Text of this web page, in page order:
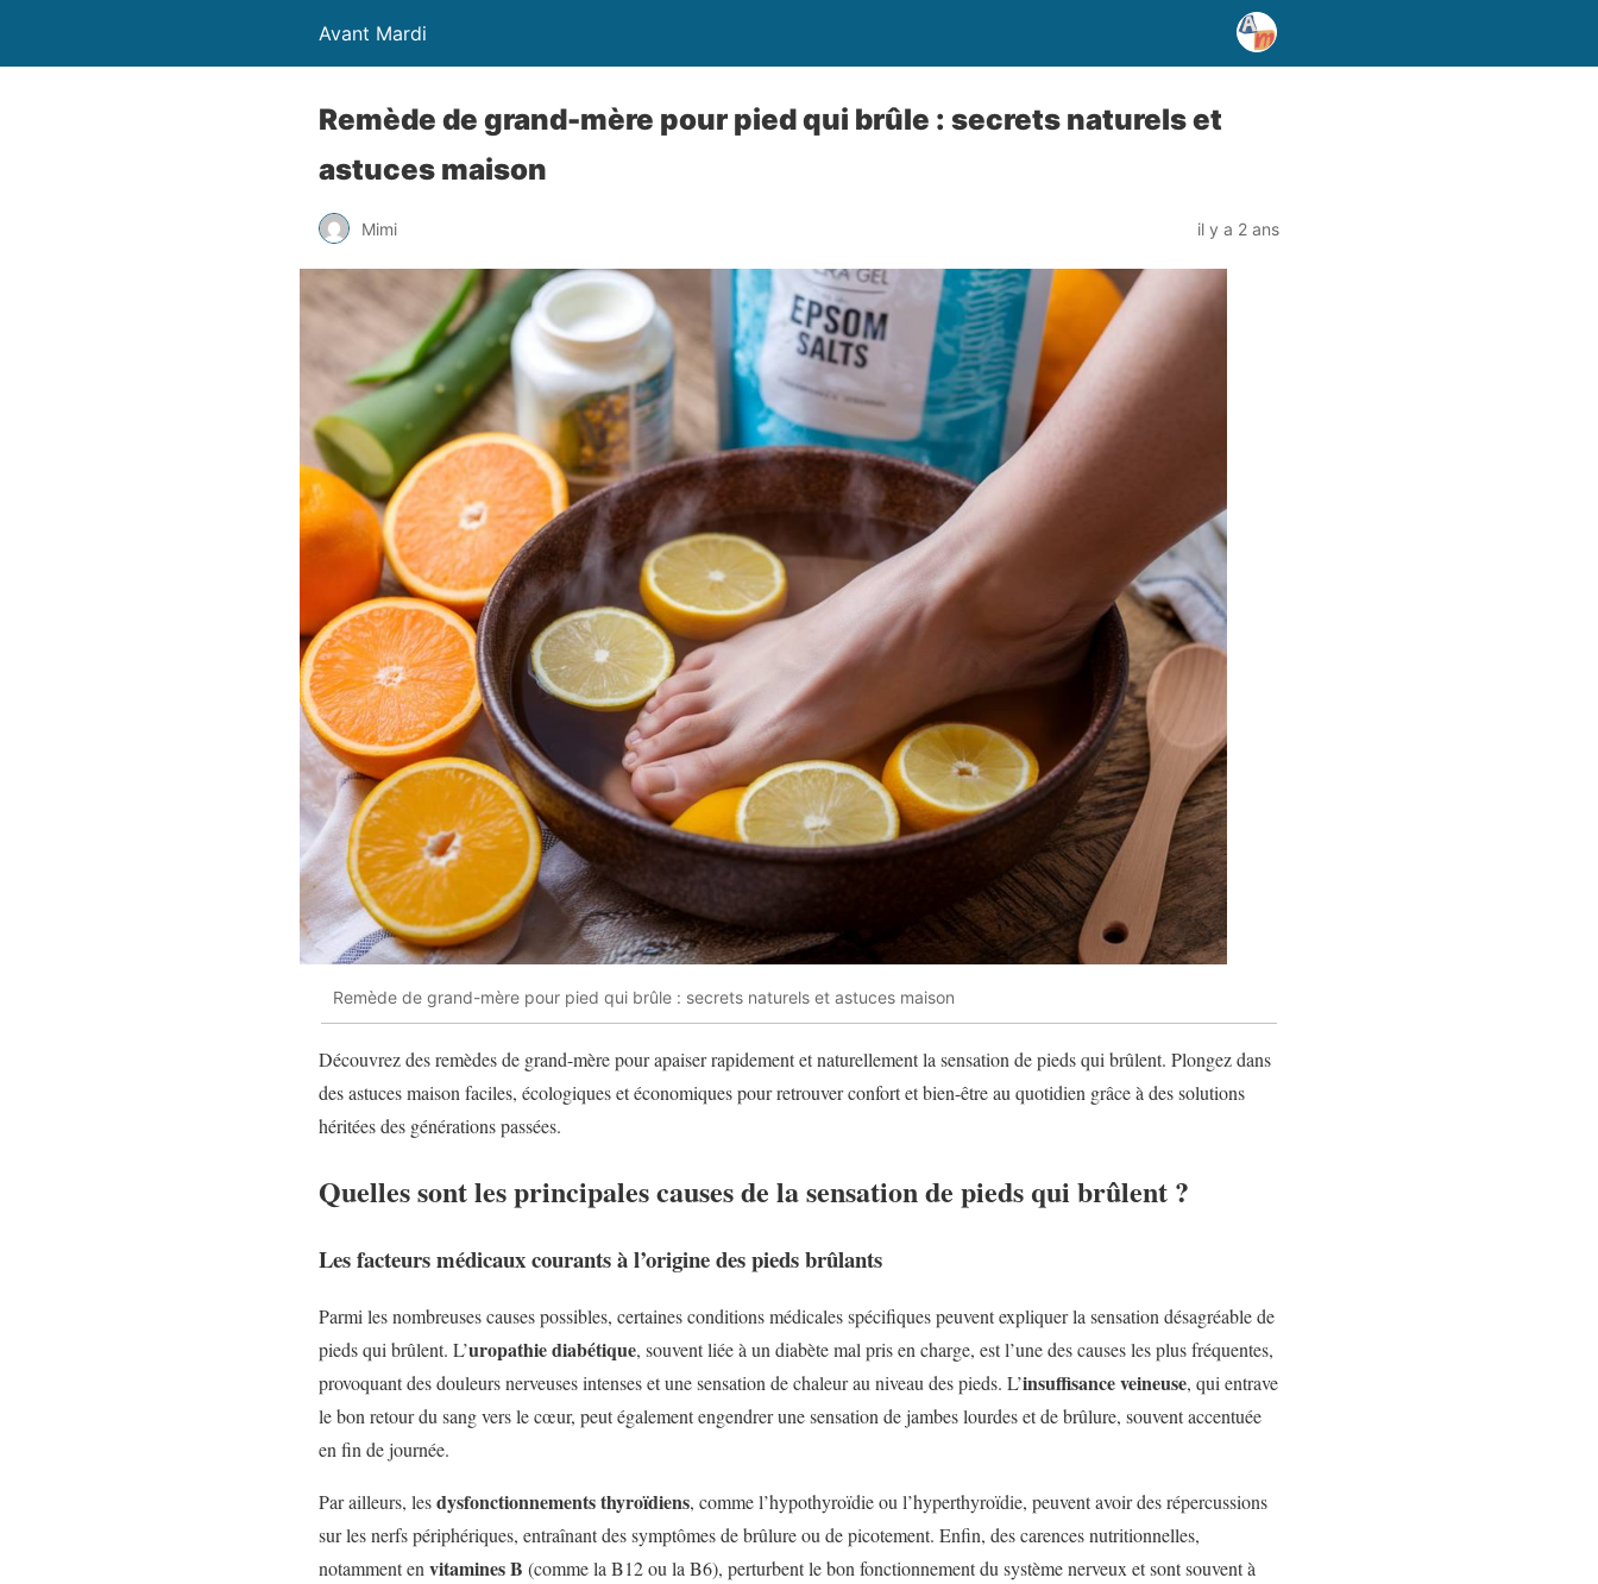
Avant Mardi
Remède de grand-mère pour pied qui brûle : secrets naturels et
astuces maison
Mimi il y a 2 ans
Remède de grand-mère pour pied qui brûle : secrets naturels et astuces maison
Découvrez des remèdes de grand-mère pour apaiser rapidement et naturellement la sensation de pieds qui brûlent. Plongez dans
des astuces maison faciles, écologiques et économiques pour retrouver confort et bien-être au quotidien grâce à des solutions
héritées des générations passées.
Quelles sont les principales causes de la sensation de pieds qui brûlent ?
Les facteurs médicaux courants à l’origine des pieds brûlants
Parmi les nombreuses causes possibles, certaines conditions médicales spécifiques peuvent expliquer la sensation désagréable de
pieds qui brûlent. L’uropathie diabétique, souvent liée à un diabète mal pris en charge, est l’une des causes les plus fréquentes,
provoquant des douleurs nerveuses intenses et une sensation de chaleur au niveau des pieds. L’insuffisance veineuse, qui entrave
le bon retour du sang vers le cœur, peut également engendrer une sensation de jambes lourdes et de brûlure, souvent accentuée
en fin de journée.
Par ailleurs, lesdysfonctionnements thyroïdiens, comme l’hypothyroïdie ou l’hyperthyroïdie, peuvent avoir des répercussions
sur les nerfs périphériques, entraînant des symptômes de brûlure ou de picotement. Enfin, des carences nutritionnelles,
notamment envitamines B (comme la B12 ou la B6), perturbent le bon fonctionnement du système nerveux et sont souvent à